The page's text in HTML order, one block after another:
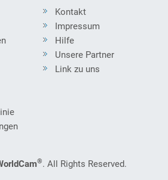
Kontakt
Impressum
Hilfe
Unsere Partner
Link zu uns
®. All Rights Reserved.